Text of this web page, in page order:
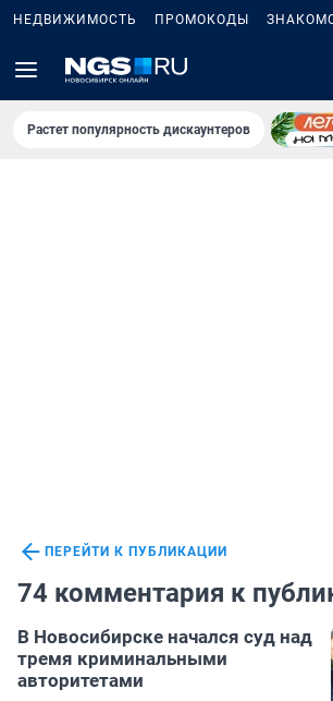
НЕДВИЖИМОСТЬ ПРОМОКОДЫ
Растет популярность дискаунтеров
ПЕРЕЙТИ К ПУБЛИКАЦИИ
74 комментария к
В Новосибирске начался суд над
тремя криминальными
авторитетами